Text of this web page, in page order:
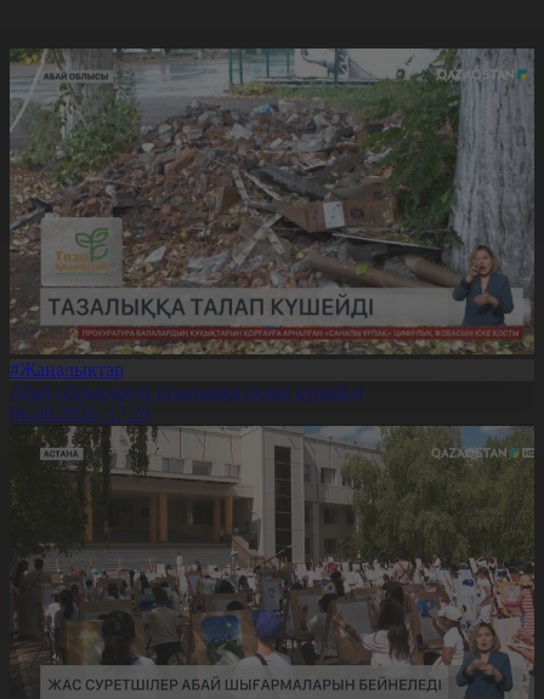
#Жаңалықтар
Абай облысында тазалыққа талап күшейді
06.08.2026, 17:26